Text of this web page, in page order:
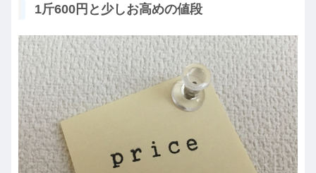
1斤600円と少しお高めの値段